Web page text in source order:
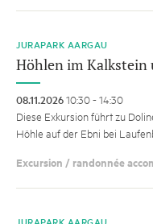
JURAPARK AARGAU
Höhlen im Kalkstein
08.11.202610:30 - 14:30
Diese Exkursion führt zu
Höhle auf der Ebni bei
Excursion / randonnée